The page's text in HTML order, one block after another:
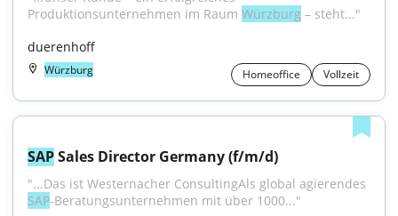
Produktionsunternehmen im Raum Würzburg – steht..."
duerenhoff
Würzburg Homeoffice Vollzeit
SAP Sales Director Germany (f/m/d)
SAP-Beratungsunternehmen mit über 1000..."